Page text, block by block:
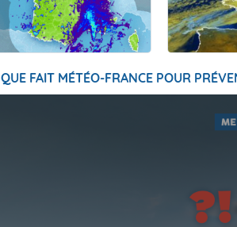
QUE FAIT MÉTÉO-FRANCE POUR